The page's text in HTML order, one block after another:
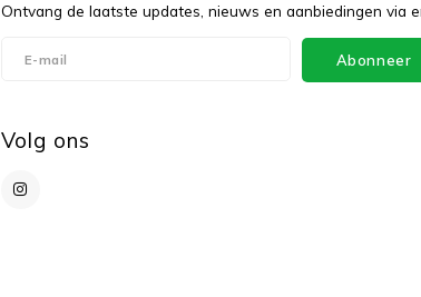
Ontvang de laatste updates, nieuws en aanbiedingen via
Abonneer
Volg ons